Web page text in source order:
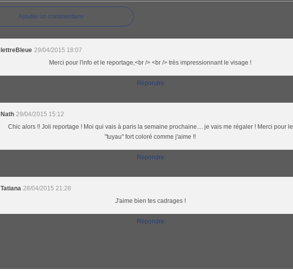
Ajouter un commentaire
lettreBleue 29/04/2015 18:07
Merci pour l'info et le reportage,<br /> <br /> très impressionnant le visage !
Répondre
Nath 29/04/2015 15:12
Chic alors !! Joli reportage ! Moi qui vais à paris la semaine prochaine.... je vais me régaler ! Merci pour le
"tuyau" fort coloré comme j'aime !!
Répondre
Tatiana 28/04/2015 21:28
J'aime bien tes cadrages !
Répondre